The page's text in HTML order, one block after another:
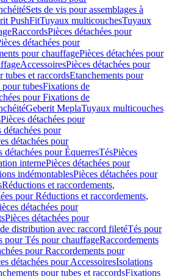
Sets de vis pour assemblages à
PushFitTuyaux multicouchesTuyaux
RaccordsPièces détachées pour
détachées pour
pour chauffagePièces détachées pour
AccessoiresPièces détachées pour
tubes et raccordsEtanchements pour
tubesFixations de
pour Fixations de
Geberit MeplaTuyaux multicouches
Pièces détachées pour
détachées pour
détachées pour
détachées pour ÉquerresTésPièces
internePièces détachées pour
indémontablesPièces détachées pour
Réductions et raccordements,
pour Réductions et raccordements,
détachées pour
Pièces détachées pour
distribution avec raccord filetéTés pour
pour Tés pour chauffageRaccordements
pour Raccordements pour
détachées pour AccessoiresIsolations
pour tubes et raccordsFixations